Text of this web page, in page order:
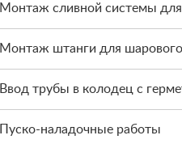
Монтаж сливной системы для
Монтаж штанги для шарового
Ввод трубы в колодец с
Пуско-наладочные работы